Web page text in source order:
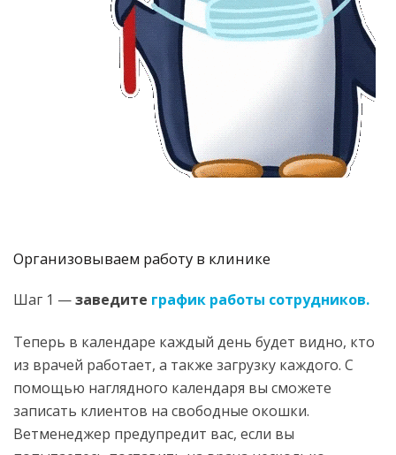
Организовываем работу в клинике
Шаг 1 —заведите график работы сотрудников.
Теперь в календаре каждый день будет видно, кто
из врачей работает, а также загрузку каждого. С
помощью наглядного календаря вы сможете
записать клиентов на свободные окошки.
Ветменеджер предупредит вас, если вы